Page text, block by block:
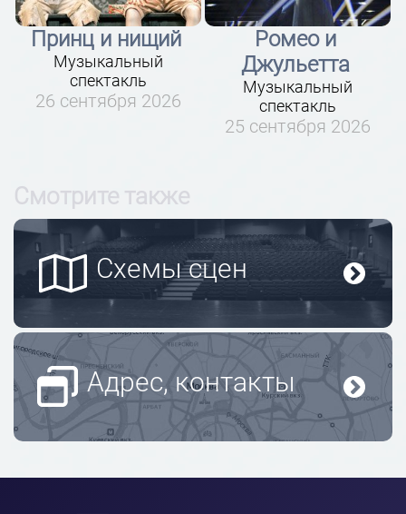
Принц и нищий
Музыкальный
спектакль
26 сентября 2026
Ромео и
Джульетта
Музыкальный
спектакль
25 сентября 2026
Смотрите также
Схемы сцен
Адрес, контакты